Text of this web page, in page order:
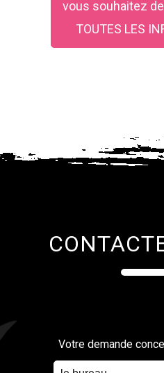
vous souhaitez
TOUTES LES
Votre demande